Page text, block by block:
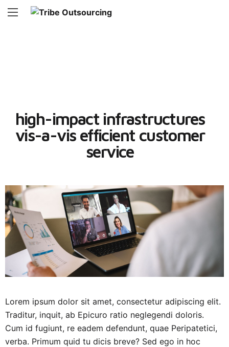
high-impact infrastructures
vis-a-vis efficient customer
service
Lorem ipsum dolor sit amet, consectetur adipiscing elit.
Traditur, inquit, ab Epicuro ratio neglegendi doloris.
Cum id fugiunt, re eadem defendunt, quae Peripatetici,
verba. Primum quid tu dicis breve? Sed ego in hoc